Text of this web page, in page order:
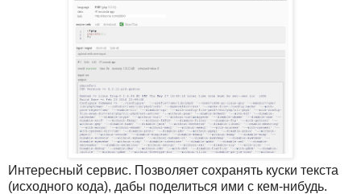
Интересный сервис. Позволяет сохранять куски текста
(исходного кода), дабы поделиться ими с кем-нибудь.